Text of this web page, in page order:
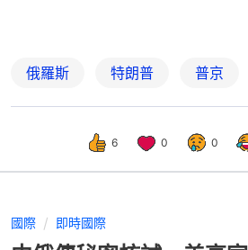
俄羅斯 特朗普 普京
6 0 0
國際 即時國際